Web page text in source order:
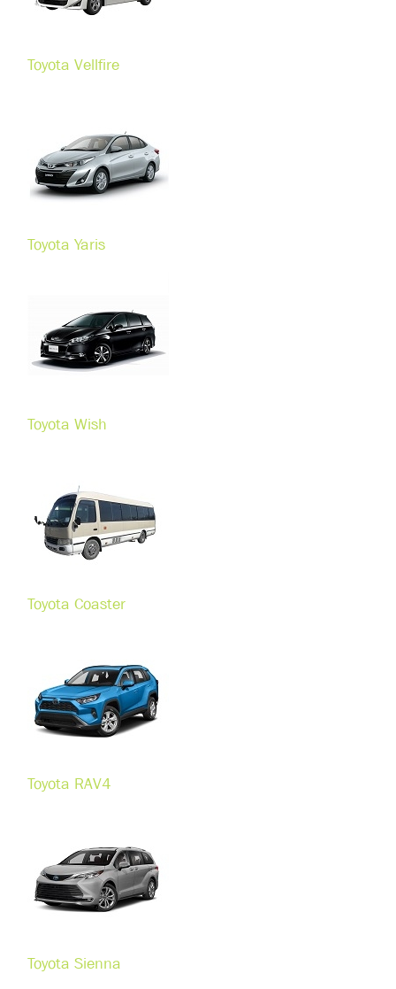
Toyota Vellfire
Toyota Yaris
Toyota Wish
Toyota Coaster
Toyota RAV4
Toyota Sienna